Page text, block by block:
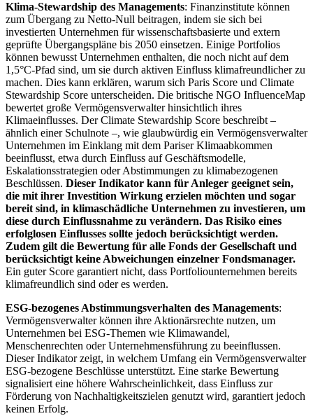
Klima-Stewardship des Managements: Finanzinstitute können
zum Übergang zu Netto-Null beitragen, indem sie sich bei
investierten Unternehmen für wissenschaftsbasierte und extern
geprüfte Übergangspläne bis 2050 einsetzen. Einige Portfolios
können bewusst Unternehmen enthalten, die noch nicht auf dem
1,5°C-Pfad sind, um sie durch aktiven Einfluss klimafreundlicher zu
machen. Dies kann erklären, warum sich Paris Score und Climate
Stewardship Score unterscheiden. Die britische NGO InfluenceMap
bewertet große Vermögensverwalter hinsichtlich ihres
Klimaeinflusses. Der Climate Stewardship Score beschreibt –
ähnlich einer Schulnote –, wie glaubwürdig ein Vermögensverwalter
Unternehmen im Einklang mit dem Pariser Klimaabkommen
beeinflusst, etwa durch Einfluss auf Geschäftsmodelle,
Eskalationsstrategien oder Abstimmungen zu klimabezogenen
Beschlüssen. Dieser Indikator kann für Anleger geeignet sein,
die mit ihrer Investition Wirkung erzielen möchten und sogar
bereit sind, in klimaschädliche Unternehmen zu investieren, um
diese durch Einflussnahme zu verändern. Das Risiko eines
erfolglosen Einflusses sollte jedoch berücksichtigt werden.
Zudem gilt die Bewertung für alle Fonds der Gesellschaft und
berücksichtigt keine Abweichungen einzelner Fondsmanager.
Ein guter Score garantiert nicht, dass Portfoliounternehmen bereits
klimafreundlich sind oder es werden.
ESG-bezogenes Abstimmungsverhalten des Managements:
Vermögensverwalter können ihre Aktionärsrechte nutzen, um
Unternehmen bei ESG-Themen wie Klimawandel,
Menschenrechten oder Unternehmensführung zu beeinflussen.
Dieser Indikator zeigt, in welchem Umfang ein Vermögensverwalter
ESG-bezogene Beschlüsse unterstützt. Eine starke Bewertung
signalisiert eine höhere Wahrscheinlichkeit, dass Einfluss zur
Förderung von Nachhaltigkeitszielen genutzt wird, garantiert jedoch
keinen Erfolg.